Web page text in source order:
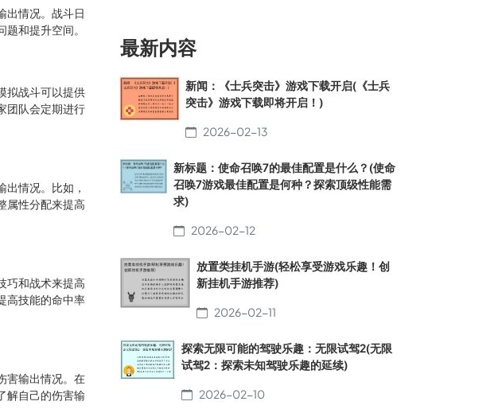
出情况。战斗日
和提升空间。
拟战斗可以提供
团队会定期进行
情况。比如，
属性分配来提高
巧和战术来提高
高技能的命中率
害输出情况。在
解自己的伤害输
最新内容
新闻：《士兵突击》游戏下载开启(《士兵
突击》游戏下载即将开启！)
2026-02-13
新标题：使命召唤7的最佳配置是什么？(使命
召唤7游戏最佳配置是何种？探索顶级性能需
求)
2026-02-12
放置类挂机手游(轻松享受游戏乐趣！创
新挂机手游推荐)
2026-02-11
探索无限可能的驾驶乐趣：无限试驾2(无限
试驾2：探索未知驾驶乐趣的延续)
2026-02-10